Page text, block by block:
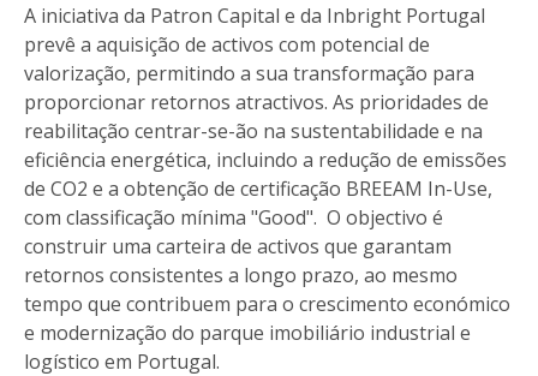
A iniciativa da Patron Capital e da Inbright Portugal
prevê a aquisição de activos com potencial de
valorização, permitindo a sua transformação para
proporcionar retornos atractivos. As prioridades de
reabilitação centrar-se-ão na sustentabilidade e na
eficiência energética, incluindo a redução de emissões
de CO2 e a obtenção de certificação BREEAM In-Use,
com classificação mínima "Good". O objectivo é
construir uma carteira de activos que garantam
retornos consistentes a longo prazo, ao mesmo
tempo que contribuem para o crescimento económico
e modernização do parque imobiliário industrial e
logístico em Portugal.